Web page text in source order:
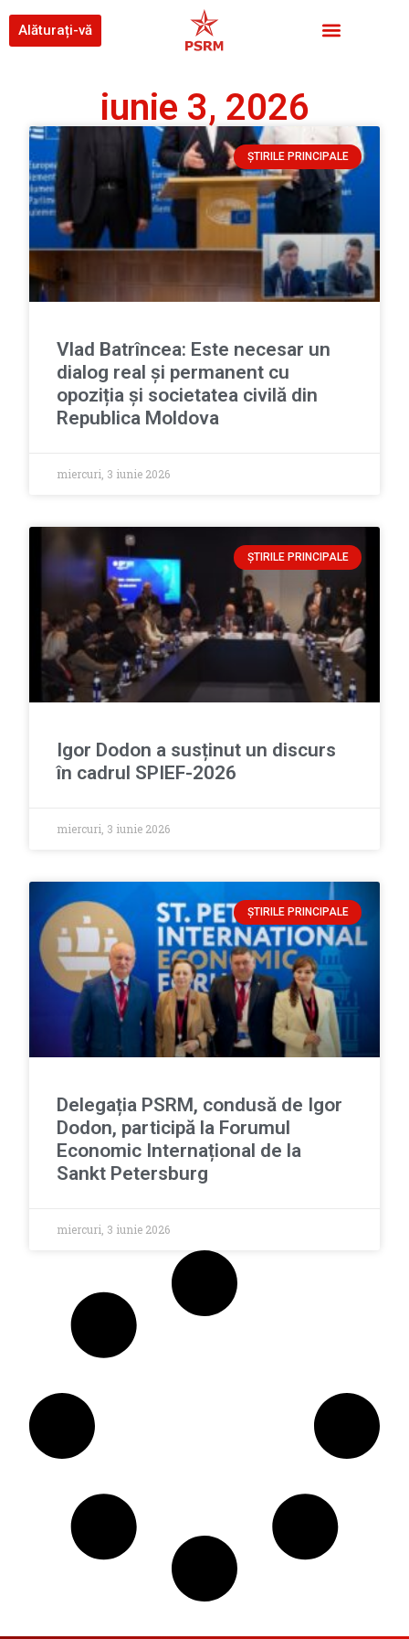
Alăturați-vă
iunie 3, 2026
ȘTIRILE PRINCIPALE
Vlad Batrîncea: Este necesar un
dialog real și permanent cu
opoziția și societatea civilă din
Republica Moldova
miercuri, 3 iunie 2026
ȘTIRILE PRINCIPALE
Igor Dodon a susținut un discurs
în cadrul SPIEF-2026
miercuri, 3 iunie 2026
ȘTIRILE PRINCIPALE
Delegația PSRM, condusă de Igor
Dodon, participă la Forumul
Economic Internațional de la
Sankt Petersburg
miercuri, 3 iunie 2026